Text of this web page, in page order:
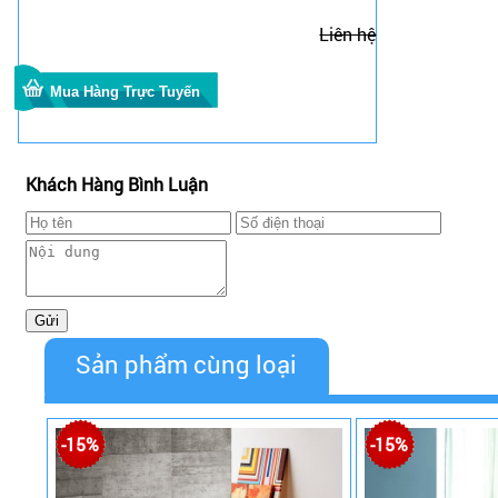
Liên hệ
Khách Hàng Bình Luận
Sản phẩm cùng loại
-15% -15%